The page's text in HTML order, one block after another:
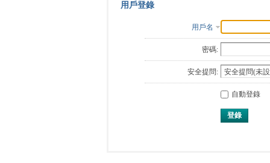
用戶登錄
用戶名
密碼:
安全提問:
自動登錄
登錄